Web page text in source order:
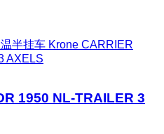
半挂车 Krone CARRIER
AXELS
1950 NL-TRAILER 3